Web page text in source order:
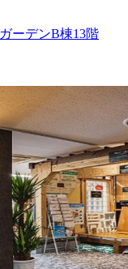
ーデンB棟13階